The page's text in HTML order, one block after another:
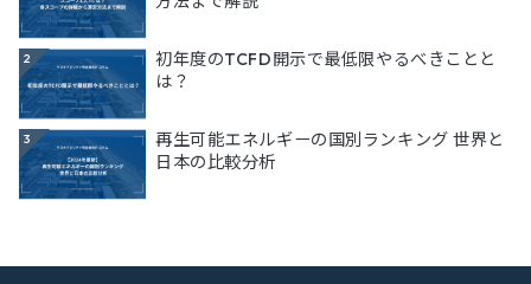
2
初年度のTCFD開示で最低限やるべきことと
は？
3
再生可能エネルギーの国別ランキング 世界と
日本の比較分析